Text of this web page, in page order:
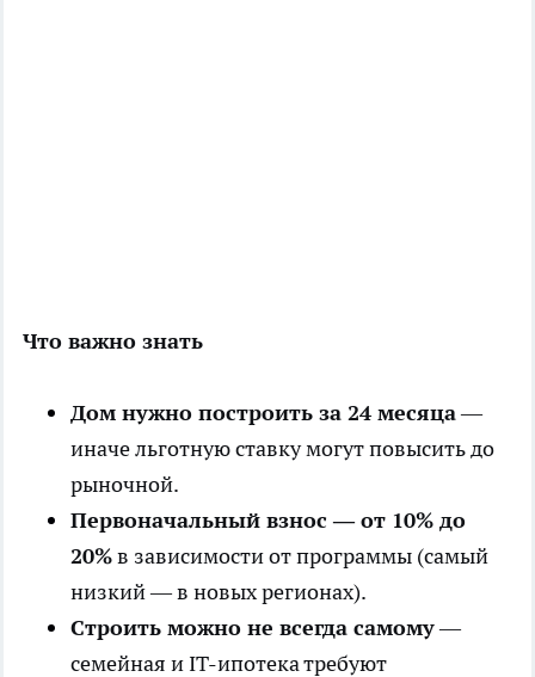
Что важно знать
Дом нужно построить за 24 месяца—
иначе льготную ставку могут повысить до
рыночной.
Первоначальный взнос — от 10% до
20%в зависимости от программы (самый
низкий — в новых регионах).
Строить можно не всегда самому—
семейная и IT-ипотека требуют